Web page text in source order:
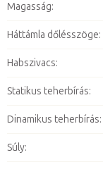
Magasság:
Háttámla dőlésszöge:
Habszivacs:
Statikus teherbírás:
Dinamikus teherbírás:
Súly: